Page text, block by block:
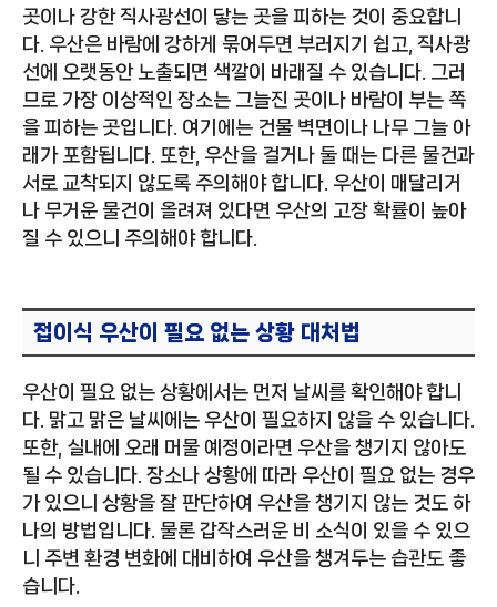
곳이나 강한 직사광선이 닿는 곳을 피하는 것이 중요합니
다. 우산은 바람에 강하게 묶어두면 부러지기 쉽고, 직사광
선에 오랫동안 노출되면 색깔이 바래질 수 있습니다. 그러
므로 가장 이상적인 장소는 그늘진 곳이나 바람이 부는 쪽
을 피하는 곳입니다. 여기에는 건물 벽면이나 나무 그늘 아
래가 포함됩니다. 또한, 우산을 걸거나 둘 때는 다른 물건과
서로 교착되지 않도록 주의해야 합니다. 우산이 매달리거
나 무거운 물건이 올려져 있다면 우산의 고장 확률이 높아
질 수 있으니 주의해야 합니다.
접이식 우산이 필요 없는 상황 대처법
우산이 필요 없는 상황에서는 먼저 날씨를 확인해야 합니
다. 맑고 맑은 날씨에는 우산이 필요하지 않을 수 있습니다.
또한, 실내에 오래 머물 예정이라면 우산을 챙기지 않아도
될 수 있습니다. 장소나 상황에 따라 우산이 필요 없는 경우
가 있으니 상황을 잘 판단하여 우산을 챙기지 않는 것도 하
나의 방법입니다. 물론 갑작스러운 비 소식이 있을 수 있으
니 주변 환경 변화에 대비하여 우산을 챙겨두는 습관도 좋
습니다.